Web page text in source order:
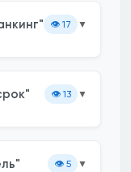
👁️ 17 ▼
👁️ 13 ▼
👁️ 5 ▼